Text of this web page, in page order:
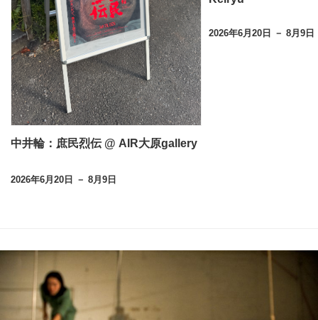
中井輪：庶民烈伝 @ AIR大原gallery
2026年6月20日 － 8月9日
2026年6月20日 － 8月9日